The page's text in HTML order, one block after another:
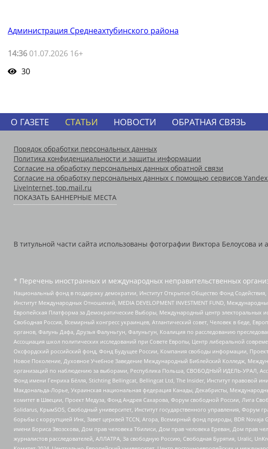
Администрация Среднеахтубинского района
14:36 01.07.2026 16+
30
О ГАЗЕТЕ СТАТЬИ НОВОСТИ ОБРАТНАЯ СВЯЗЬ
Порядок обработки персональных данных
Политика конфиденциальности и защиты информации
Согласие на обработку персональных данных обратной связи
Согласие на обработку персональных данных с помощью сервисов
LiveInternet, top.mail.ru
ПОКАЗАТЬ БАННЕРНЫЕ МЕСТА
В титульной части сайта использованы фотографии Виктора Белоусова и
* Перечень иностранных и международных неправительственных
Национальный фонд в поддержку демократии, Институт Открытое Общество Фонд
Институт Международных Отношений, MEDIA DEVELOPMENT INVESTMENT FUND,
Европейская Платформа за Демократические Выборы, Международный центр
Свободная Россия, Всемирный конгресс украинцев, Атлантический совет, Человек в беде,
органов, Фалунь Дафа, Друзья Фалуньгун, Фалуньгун, Коалиция по расследованию
Ассоциация школ политических исследований при Совете Европы, Центр либеральной
Оксфордский российский фонд, Фонд Будущее России, Компания свободы информации,
Новое Поколение, Духовное Учебное Заведение Международный Библейский Колледж,
организаций по наблюдению за выборами, Республика Польша, СВОБОДНЫЙ ИДЕЛЬ-УРАЛ,
Фонд имени Генриха Бёлля, Stichting Bellingcat, Bellingcat Ltd, The Insider, Институт правовой
Макдональда-Лорье, Украинская национальная федерация Канады, Декабристы,
комитет в Швеции, Проект Медуза, Фонд Андрея Сахарова, Форум свободной России, Лига
Solidarus, КрымSOS, Свободный университет, Институт государственного управления,
борьбы с коррупцией Инк, Завет церквей TCCN, Агора, Всемирный фонд природы, BDR
имени Бориса Звозскова, Дом прав человека Тбилиси, Дом прав человека Ереван, Дом прав
журналистов расследователей, АЛЛАТРА, За свободную Россию, Свободная Бурятия, Uralic,